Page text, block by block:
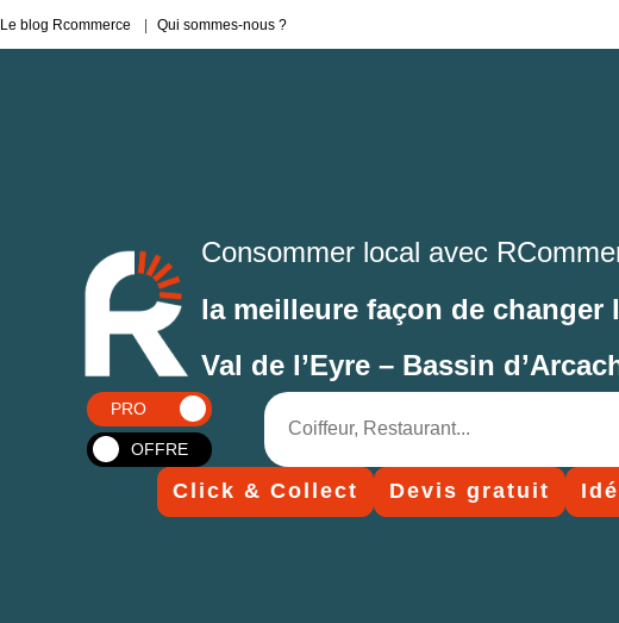
Le blog Rcommerce Qui sommes-nous ?
Consommer local avec
la meilleure façon de changer
Val de l’Eyre – Bassin
PRO
OFFRE
Click & Collect Devis gratuit